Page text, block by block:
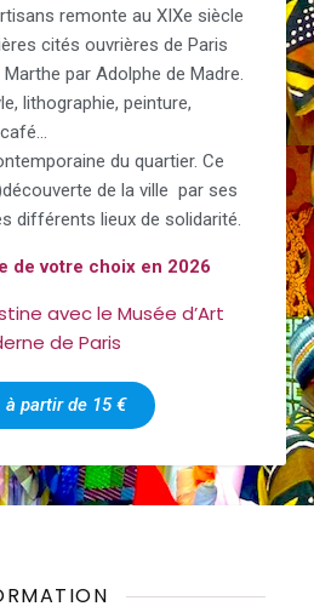
remonte au XIXe siècle
cités ouvrières de Paris
par Adolphe de Madre.
lithographie, peinture,
du quartier. Ce
de la ville par ses
différents lieux de solidarité.
de votre choix en 2026
avec le Musée d’Art
de Paris
à partir de 15 €